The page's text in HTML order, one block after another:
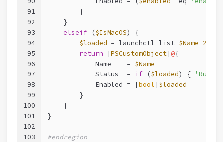
91
92
93
94
95
96
97
98
99
100
101
102
103
        }
    }
elseif ($IsMacOS) {
$loaded = launchctl list $Name 2
return [PSCustomObject] @{
            Name    =
$Name
            Status  =
if ($loaded) {
            Enabled = [
bool] $loaded
        }
    }
}
#endregion